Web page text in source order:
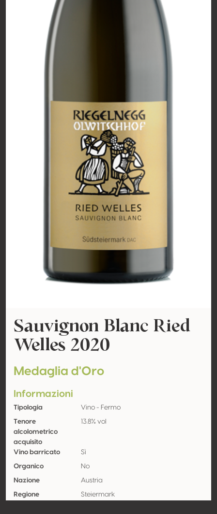
Sauvignon Blanc Ried
Welles 2020
Medaglia d'Oro
Informazioni
Tipologia Vino - Fermo
Tenore
alcolometrico
acquisito
13.8% vol
Vino barricato Sì
Organico No
Nazione Austria
Regione Steiermark